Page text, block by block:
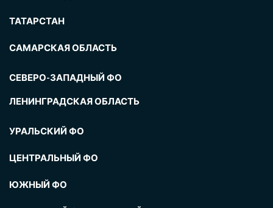
ТАТАРСТАН
САМАРСКАЯ ОБЛАСТЬ
СЕВЕРО-ЗАПАДНЫЙ ФО
ЛЕНИНГРАДСКАЯ ОБЛАСТЬ
УРАЛЬСКИЙ ФО
ЦЕНТРАЛЬНЫЙ ФО
ЮЖНЫЙ ФО